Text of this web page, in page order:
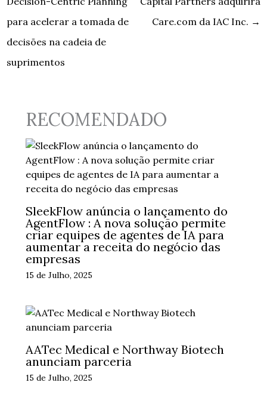
para acelerar a tomada de
decisões na cadeia de
suprimentos
Care.com da IAC Inc. →
RECOMENDADO
SleekFlow anúncia o lançamento do
AgentFlow : A nova solução permite
criar equipes de agentes de IA para
aumentar a receita do negócio das
empresas
15 de Julho, 2025
AATec Medical e Northway Biotech
anunciam parceria
15 de Julho, 2025